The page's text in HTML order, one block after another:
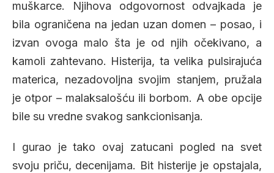
muškarce. Njihova odgovornost odvajkada je
bila ograničena na jedan uzan domen – posao, i
izvan ovoga malo šta je od njih očekivano, a
kamoli zahtevano. Histerija, ta velika pulsirajuća
materica, nezadovoljna svojim stanjem, pružala
je otpor – malaksalošću ili borbom. A obe opcije
bile su vredne svakog sankcionisanja.
I gurao je tako ovaj zatucani pogled na svet
svoju priču, decenijama. Bit histerije je opstajala,